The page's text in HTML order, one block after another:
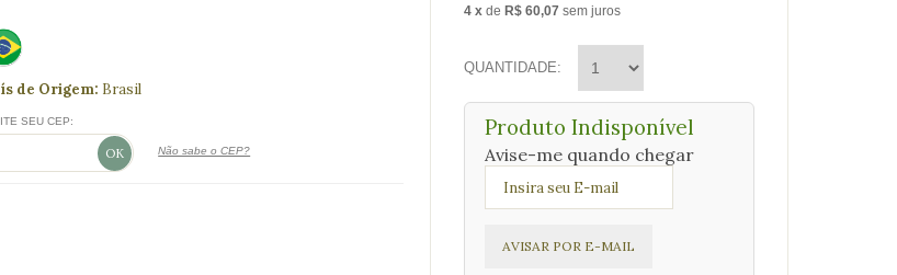
de Origem: Brasil
SEU CEP:
Não sabe o CEP?
4 x de R$ 60,07 sem juros
QUANTIDADE
Produto Indisponível
Avise-me quando chegar